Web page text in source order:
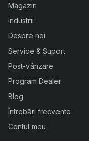
Magazin
Industrii
Despre noi
Service & Suport
Post-vânzare
Program Dealer
Blog
Întrebări frecvente
Contul meu